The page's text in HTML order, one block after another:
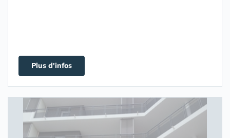
Plus d'infos